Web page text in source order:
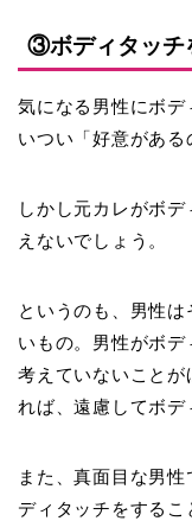
③ボディタッチ
気になる男性にボ
いつい「好意がある
しかし元カレがボ
えないでしょう。
というのも、男性
いもの。男性がボ
考えていないこと
れば、遠慮してボデ
また、真面目な男
ディタッチをするこ